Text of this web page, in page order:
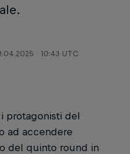
· 10:43 UTC
protagonisti del
ad accendere
del quinto round in